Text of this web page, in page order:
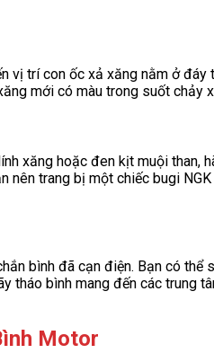
vị trí con ốc xả xăng nằm ở
mới có màu trong suốt chảy
xăng hoặc đen kịt muội than,
trang bị một chiếc bugi
bình đã cạn điện. Bạn có
tháo bình mang đến các trung
Motor